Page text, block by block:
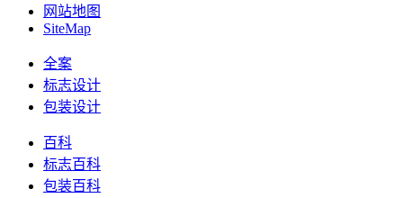
网站地图
SiteMap
全案
标志设计
包装设计
百科
标志百科
包装百科